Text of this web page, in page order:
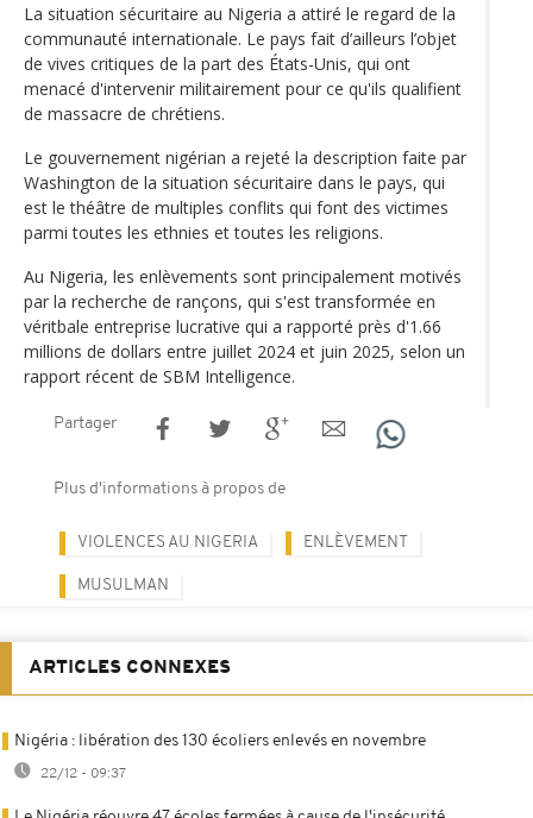
La situation sécuritaire au Nigeria a attiré le regard de la
communauté internationale. Le pays fait d’ailleurs l’objet
de vives critiques de la part des États-Unis, qui ont
menacé d'intervenir militairement pour ce qu'ils qualifient
de massacre de chrétiens.
Le gouvernement nigérian a rejeté la description faite par
Washington de la situation sécuritaire dans le pays, qui
est le théâtre de multiples conflits qui font des victimes
parmi toutes les ethnies et toutes les religions.
Au Nigeria, les enlèvements sont principalement motivés
par la recherche de rançons, qui s'est transformée en
véritbale entreprise lucrative qui a rapporté près d'1.66
millions de dollars entre juillet 2024 et juin 2025, selon un
rapport récent de SBM Intelligence.
Partager
Plus d'informations à propos de
VIOLENCES AU NIGERIA ENLÈVEMENT
MUSULMAN
ARTICLES CONNEXES
Nigéria : libération des 130 écoliers enlevés en novembre
22/12 - 09:37